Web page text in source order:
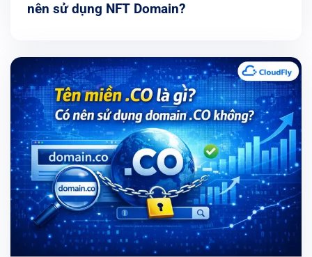
nên sử dụng NFT Domain?